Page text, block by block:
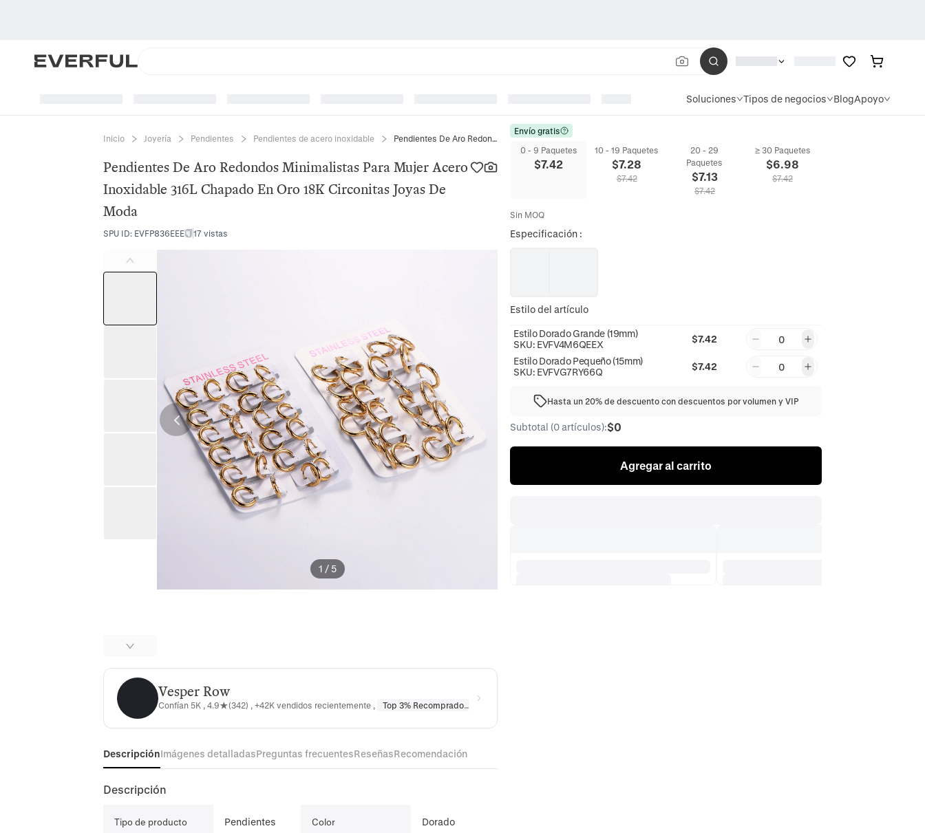
Soluciones Tipos de negocios BlogApoyo
Inicio Joyería Pendientes Pendientes de acero inoxidable Pendientes De Aro Redondos Minimalistas Para Mujer Acero Inoxidable 316L Chapado En Oro 18K Circonitas Joyas De Moda
Pendientes De Aro Redondos Minimalistas Para Mujer Acero
Inoxidable 316L Chapado En Oro 18K Circonitas Joyas De
Moda
SPU ID: EVFP836EEE 17 vistas
1 / 5
Vesper RowVesper Row
Confían 5K , 4.9★(342) , +42K vendidos recientemente , Top 3% Recomprado
DescripciónImágenes detalladasPreguntas frecuentesReseñasRecomendación
Descripción
Tipo de producto Pendientes Color Dorado
Envío gratis
0 - 9 Paquetes
$7.42
10 - 19 Paquetes
$7.28
$7.42
20 - 29
Paquetes
$7.13
$7.42
≥ 30 Paquetes
$6.98
$7.42
Sin MOQ
Especificación:
Estilo del artículo
Estilo Dorado Grande (19mm)
SKU: EVFV4M6QEEX $7.42
0
Estilo Dorado Pequeño (15mm)
SKU: EVFVG7RY66Q $7.42 0
Hasta un 20% de descuento con descuentos por volumen y VIP
Subtotal (0 artículos):$0
Agregar al carrito